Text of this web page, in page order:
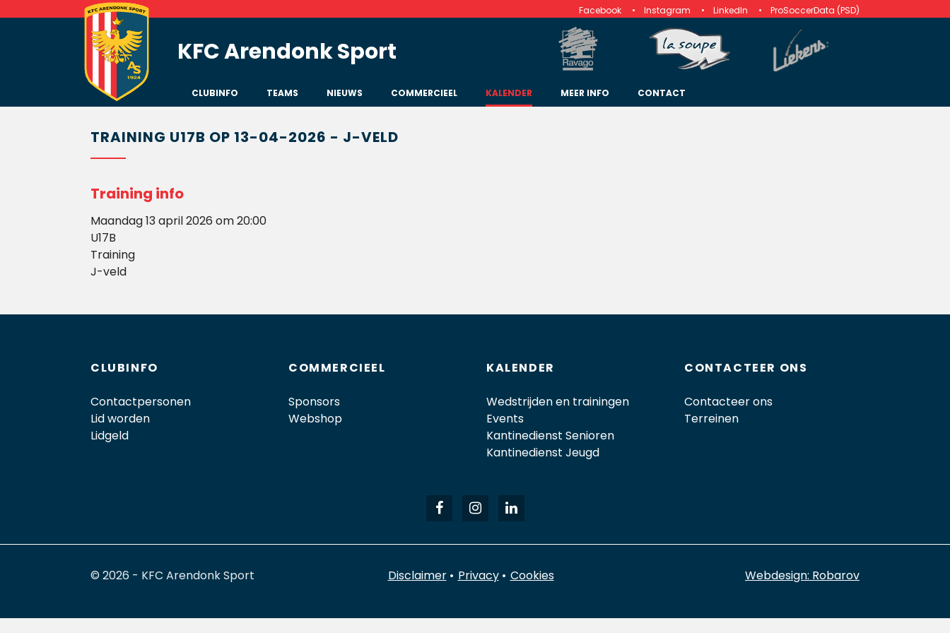
Facebook Instagram LinkedIn ProSoccerData (PSD)
KFC Arendonk Sport
CLUBINFO TEAMS NIEUWS COMMERCIEEL KALENDER MEER INFO CONTACT
TRAINING U17B OP 13-04-2026 - J-VELD
Training info
Maandag 13 april 2026 om 20:00
U17B
Training
J-veld
CLUBINFO
Contactpersonen
Lid worden
Lidgeld
COMMERCIEEL
Sponsors
Webshop
KALENDER
Wedstrijden en trainingen
Events
Kantinedienst Senioren
Kantinedienst Jeugd
CONTACTEER ONS
Contacteer ons
Terreinen
© 2026 - KFC Arendonk Sport Disclaimer Privacy Cookies Webdesign: Robarov